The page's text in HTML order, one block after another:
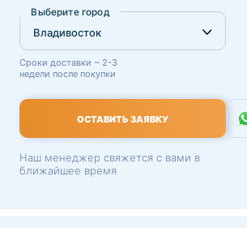
Выберите город
Сроки доставки ~ 2-3
недели после покупки
ОСТАВИТЬ ЗАЯВКУ
Наш менеджер свяжется с вами в
ближайшее время